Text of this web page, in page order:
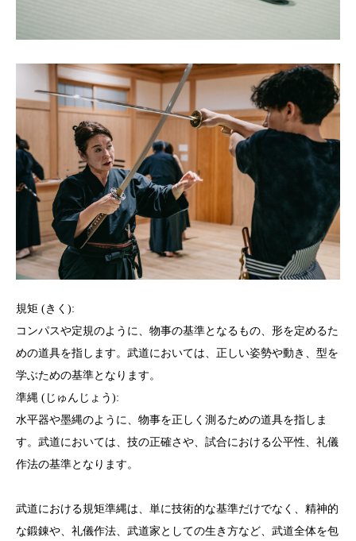
規矩 (きく):
コンパスや定規のように、物事の基準となるもの、形を定めるた
めの道具を指します。武道においては、正しい姿勢や動き、型を
学ぶための基準となります。
準縄 (じゅんじょう):
水平器や墨縄のように、物事を正しく測るための道具を指しま
す。武道においては、技の正確さや、試合における公平性、礼儀
作法の基準となります。
武道における規矩準縄は、単に技術的な基準だけでなく、精神的
な鍛錬や、礼儀作法、武道家としての生き方など、武道全体を包